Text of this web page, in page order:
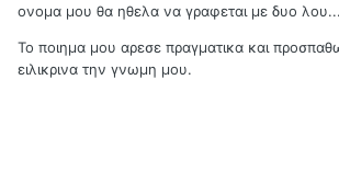
ονομα μου θα ηθελα να γραφεται με δυο
Το ποιημα μου αρεσε πραγματικα και
ειλικρινα την γνωμη μου.